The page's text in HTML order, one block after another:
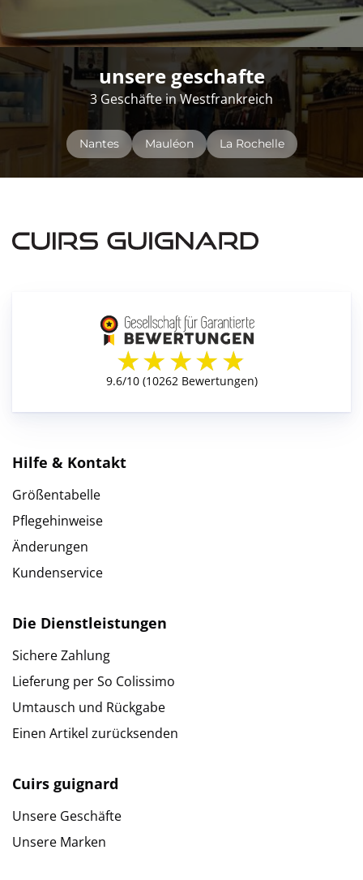
unsere geschafte
3 Geschäfte in Westfrankreich
Nantes Mauléon La Rochelle
Hilfe & Kontakt
Größentabelle
Pflegehinweise
Änderungen
Kundenservice
Die Dienstleistungen
Sichere Zahlung
Lieferung per So Colissimo
Umtausch und Rückgabe
Einen Artikel zurücksenden
Cuirs guignard
Unsere Geschäfte
Unsere Marken